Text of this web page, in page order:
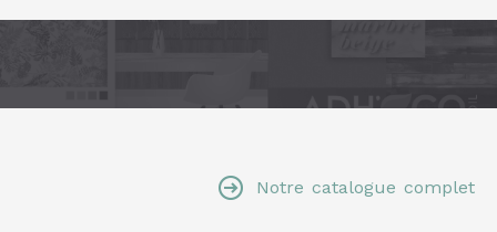
Notre catalogue complet